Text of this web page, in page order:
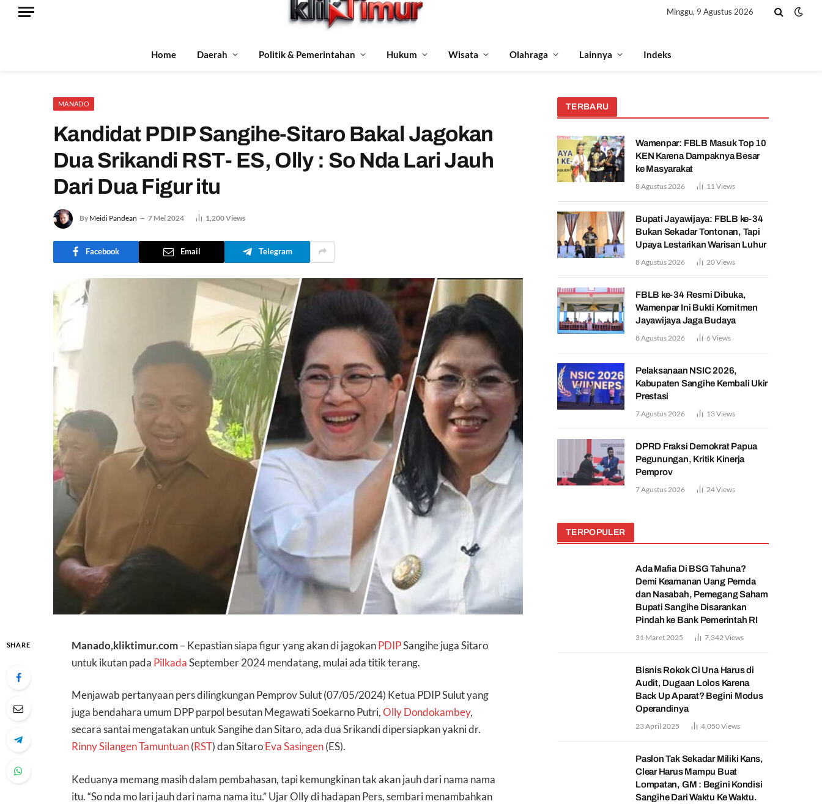
Minggu, 9 Agustus 2026
Home Daerah Politik & Pemerintahan Hukum Wisata Olahraga Lainnya Indeks
MANADO
Kandidat PDIP Sangihe-Sitaro Bakal Jagokan
Dua Srikandi RST- ES, Olly : So Nda Lari Jauh
Dari Dua Figur itu
By Meidi Pandean 7 Mei 2024 1,200Views
Facebook Email Telegram
SHARE Manado,kliktimur.com – Kepastian siapa figur yang akan di jagokan PDIPSangihe juga Sitaro
untuk ikutan pada Pilkada September 2024 mendatang, mulai ada titik terang.
Menjawab pertanyaan pers dilingkungan Pemprov Sulut (07/05/2024) Ketua PDIP Sulut yang
juga bendahara umum DPP parpol besutan Megawati Soekarno Putri,Olly Dondokambey,
secara santai mengatakan untuk Sangihe dan Sitaro, ada dua Srikandi dipersiapkan yakni dr.
Rinny Silangen Tamuntuan (RST) dan Sitaro Eva Sasingen (ES).
Keduanya memang masih dalam pembahasan, tapi kemungkinan tak akan jauh dari nama nama
itu. “So nda mo lari jauh dari nama nama itu.” Ujar Olly di hadapan Pers, sembari menambahkan
TERBARU
Wamenpar: FBLB Masuk Top 10
KEN Karena Dampaknya Besar
ke Masyarakat
8 Agustus 2026 11 Views
Bupati Jayawijaya: FBLB ke-34
Bukan Sekadar Tontonan, Tapi
Upaya Lestarikan Warisan Luhur
8 Agustus 2026 20Views
FBLB ke-34 Resmi Dibuka,
Wamenpar Ini Bukti Komitmen
Jayawijaya Jaga Budaya
8 Agustus 2026 6Views
Pelaksanaan NSIC 2026,
Kabupaten Sangihe Kembali Ukir
Prestasi
7 Agustus 2026 13Views
DPRD Fraksi Demokrat Papua
Pegunungan, Kritik Kinerja
Pemprov
7 Agustus 2026 24Views
TERPOPULER
Ada Mafia Di BSG Tahuna?
Demi Keamanan Uang Pemda
dan Nasabah, Pemegang Saham
Bupati Sangihe Disarankan
Pindah ke Bank Pemerintah RI
31 Maret 2025 7,342 Views
Bisnis Rokok Ci Una Harus di
Audit, Dugaan Lolos Karena
Back Up Aparat? Begini Modus
Operandinya
23 April 2025 4,050Views
Paslon Tak Sekadar Miliki Kans,
Clear Harus Mampu Buat
Lompatan, GM : Begini Kondisi
Sangihe Dari Waktu Ke Waktu.